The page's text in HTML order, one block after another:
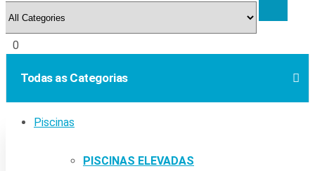
0
Todas as Categorias
Piscinas
PISCINAS ELEVADAS